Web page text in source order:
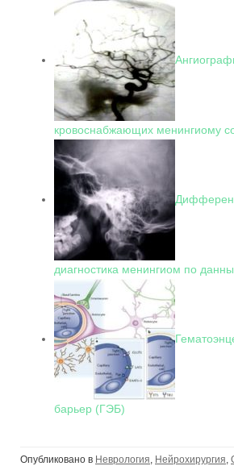
кровоснабжающих менингиому
диагностика менингиом по
барьер (ГЭБ)
Опубликовано в Неврология, Нейрохирургия,